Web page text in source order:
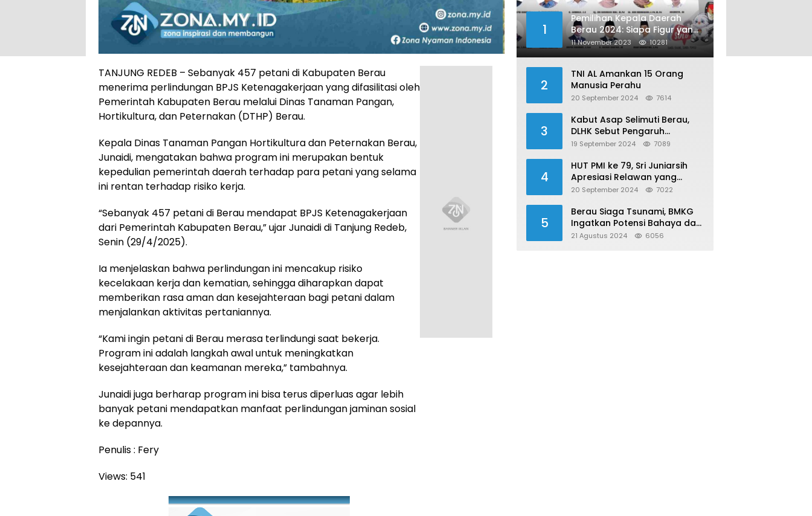
TANJUNG REDEB – Sebanyak 457 petani di Kabupaten Berau
menerima perlindungan BPJS Ketenagakerjaan yang difasilitasi oleh
Pemerintah Kabupaten Berau melalui Dinas Tanaman Pangan,
Hortikultura, dan Peternakan (DTHP) Berau.
Kepala Dinas Tanaman Pangan Hortikultura dan Peternakan Berau,
Junaidi, mengatakan bahwa program ini merupakan bentuk
kepedulian pemerintah daerah terhadap para petani yang selama
ini rentan terhadap risiko kerja.
“Sebanyak 457 petani di Berau mendapat BPJS Ketenagakerjaan
dari Pemerintah Kabupaten Berau,” ujar Junaidi di Tanjung Redeb,
Senin (29/4/2025).
Ia menjelaskan bahwa perlindungan ini mencakup risiko
kecelakaan kerja dan kematian, sehingga diharapkan dapat
memberikan rasa aman dan kesejahteraan bagi petani dalam
menjalankan aktivitas pertaniannya.
“Kami ingin petani di Berau merasa terlindungi saat bekerja.
Program ini adalah langkah awal untuk meningkatkan
kesejahteraan dan keamanan mereka,” tambahnya.
Junaidi juga berharap program ini bisa terus diperluas agar lebih
banyak petani mendapatkan manfaat perlindungan jaminan sosial
ke depannya.
Penulis : Fery
Views: 541
1
Pemilihan Kepala Daerah
Berau 2024: Siapa Figur yang
Paling Layak Menurut Publik?
11 November 2023 10281
2
TNI AL Amankan 15 Orang
Manusia Perahu
20 September 2024 7614
3
Kabut Asap Selimuti Berau,
DLHK Sebut Pengaruh
Karhutla
19 September 2024 7089
4
HUT PMI ke 79, Sri Juniarsih
Apresiasi Relawan yang
Konsisten Donor Darah
20 September 2024 7022
5
Berau Siaga Tsunami, BMKG
Ingatkan Potensi Bahaya dari
Megathrust Utara Sulawesi
21 Agustus 2024 6056